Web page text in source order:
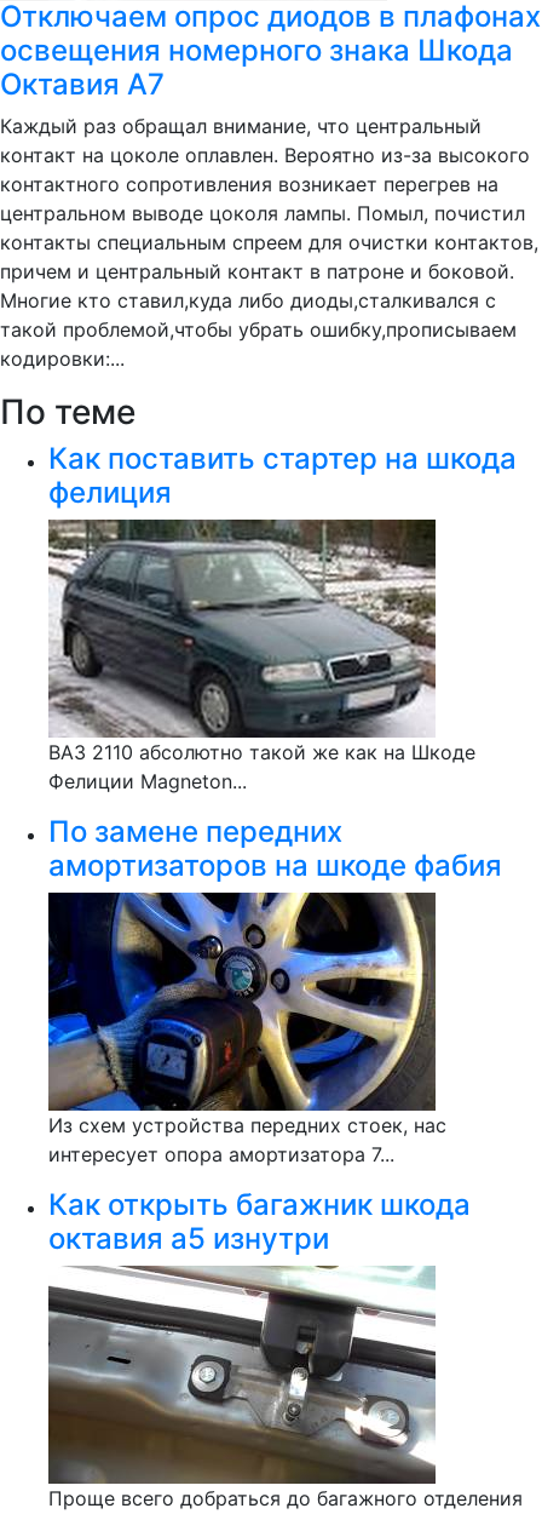
Отключаем опрос диодов в плафонах
освещения номерного знака Шкода
Октавия А7
Каждый раз обращал внимание, что центральный
контакт на цоколе оплавлен. Вероятно из-за высокого
контактного сопротивления возникает перегрев на
центральном выводе цоколя лампы. Помыл, почистил
контакты специальным спреем для очистки контактов,
причем и центральный контакт в патроне и боковой.
Многие кто ставил,куда либо диоды,сталкивался с
такой проблемой,чтобы убрать ошибку,прописываем
кодировки:...
По теме
Как поставить стартер на шкода
фелиция
ВАЗ 2110 абсолютно такой же как на Шкоде
Фелиции Magneton...
По замене передних
амортизаторов на шкоде фабия
Из схем устройства передних стоек, нас
интересует опора амортизатора 7...
Как открыть багажник шкода
октавия а5 изнутри
Проще всего добраться до багажного отделения